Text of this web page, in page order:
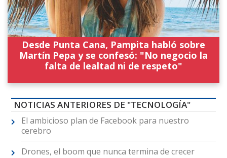
Desde Punta Cana, Pampita habló sobre
Martín Pepa y se confesó: "No negocio la
falta de lealtad ni de respeto"
NOTICIAS ANTERIORES DE "TECNOLOGÍA"
El ambicioso plan de Facebook para nuestro
cerebro
Drones, el boom que nunca termina de crecer